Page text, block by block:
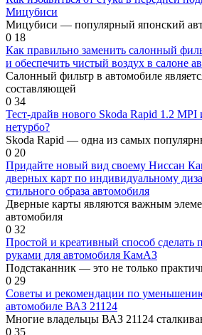
Мицубиси
Мицубиси — популярный японский
0 18
Как правильно заменить салонный
и обеспечить чистый воздух в салоне
Салонный фильтр в автомобиле
составляющей
0 34
Тест-драйв нового Skoda Rapid 1.2
нетурбо?
Skoda Rapid — одна из самых
0 20
Придайте новый вид своему Ниссан
дверных карт по индивидуальному
стильного образа автомобиля
Дверные карты являются важным
автомобиля
0 32
Простой и креативный способ сделать
руками для автомобиля КамАЗ
Подстаканник — это не только
0 29
Советы и рекомендации по
автомобиле ВАЗ 21124
Многие владельцы ВАЗ 21124
0 35